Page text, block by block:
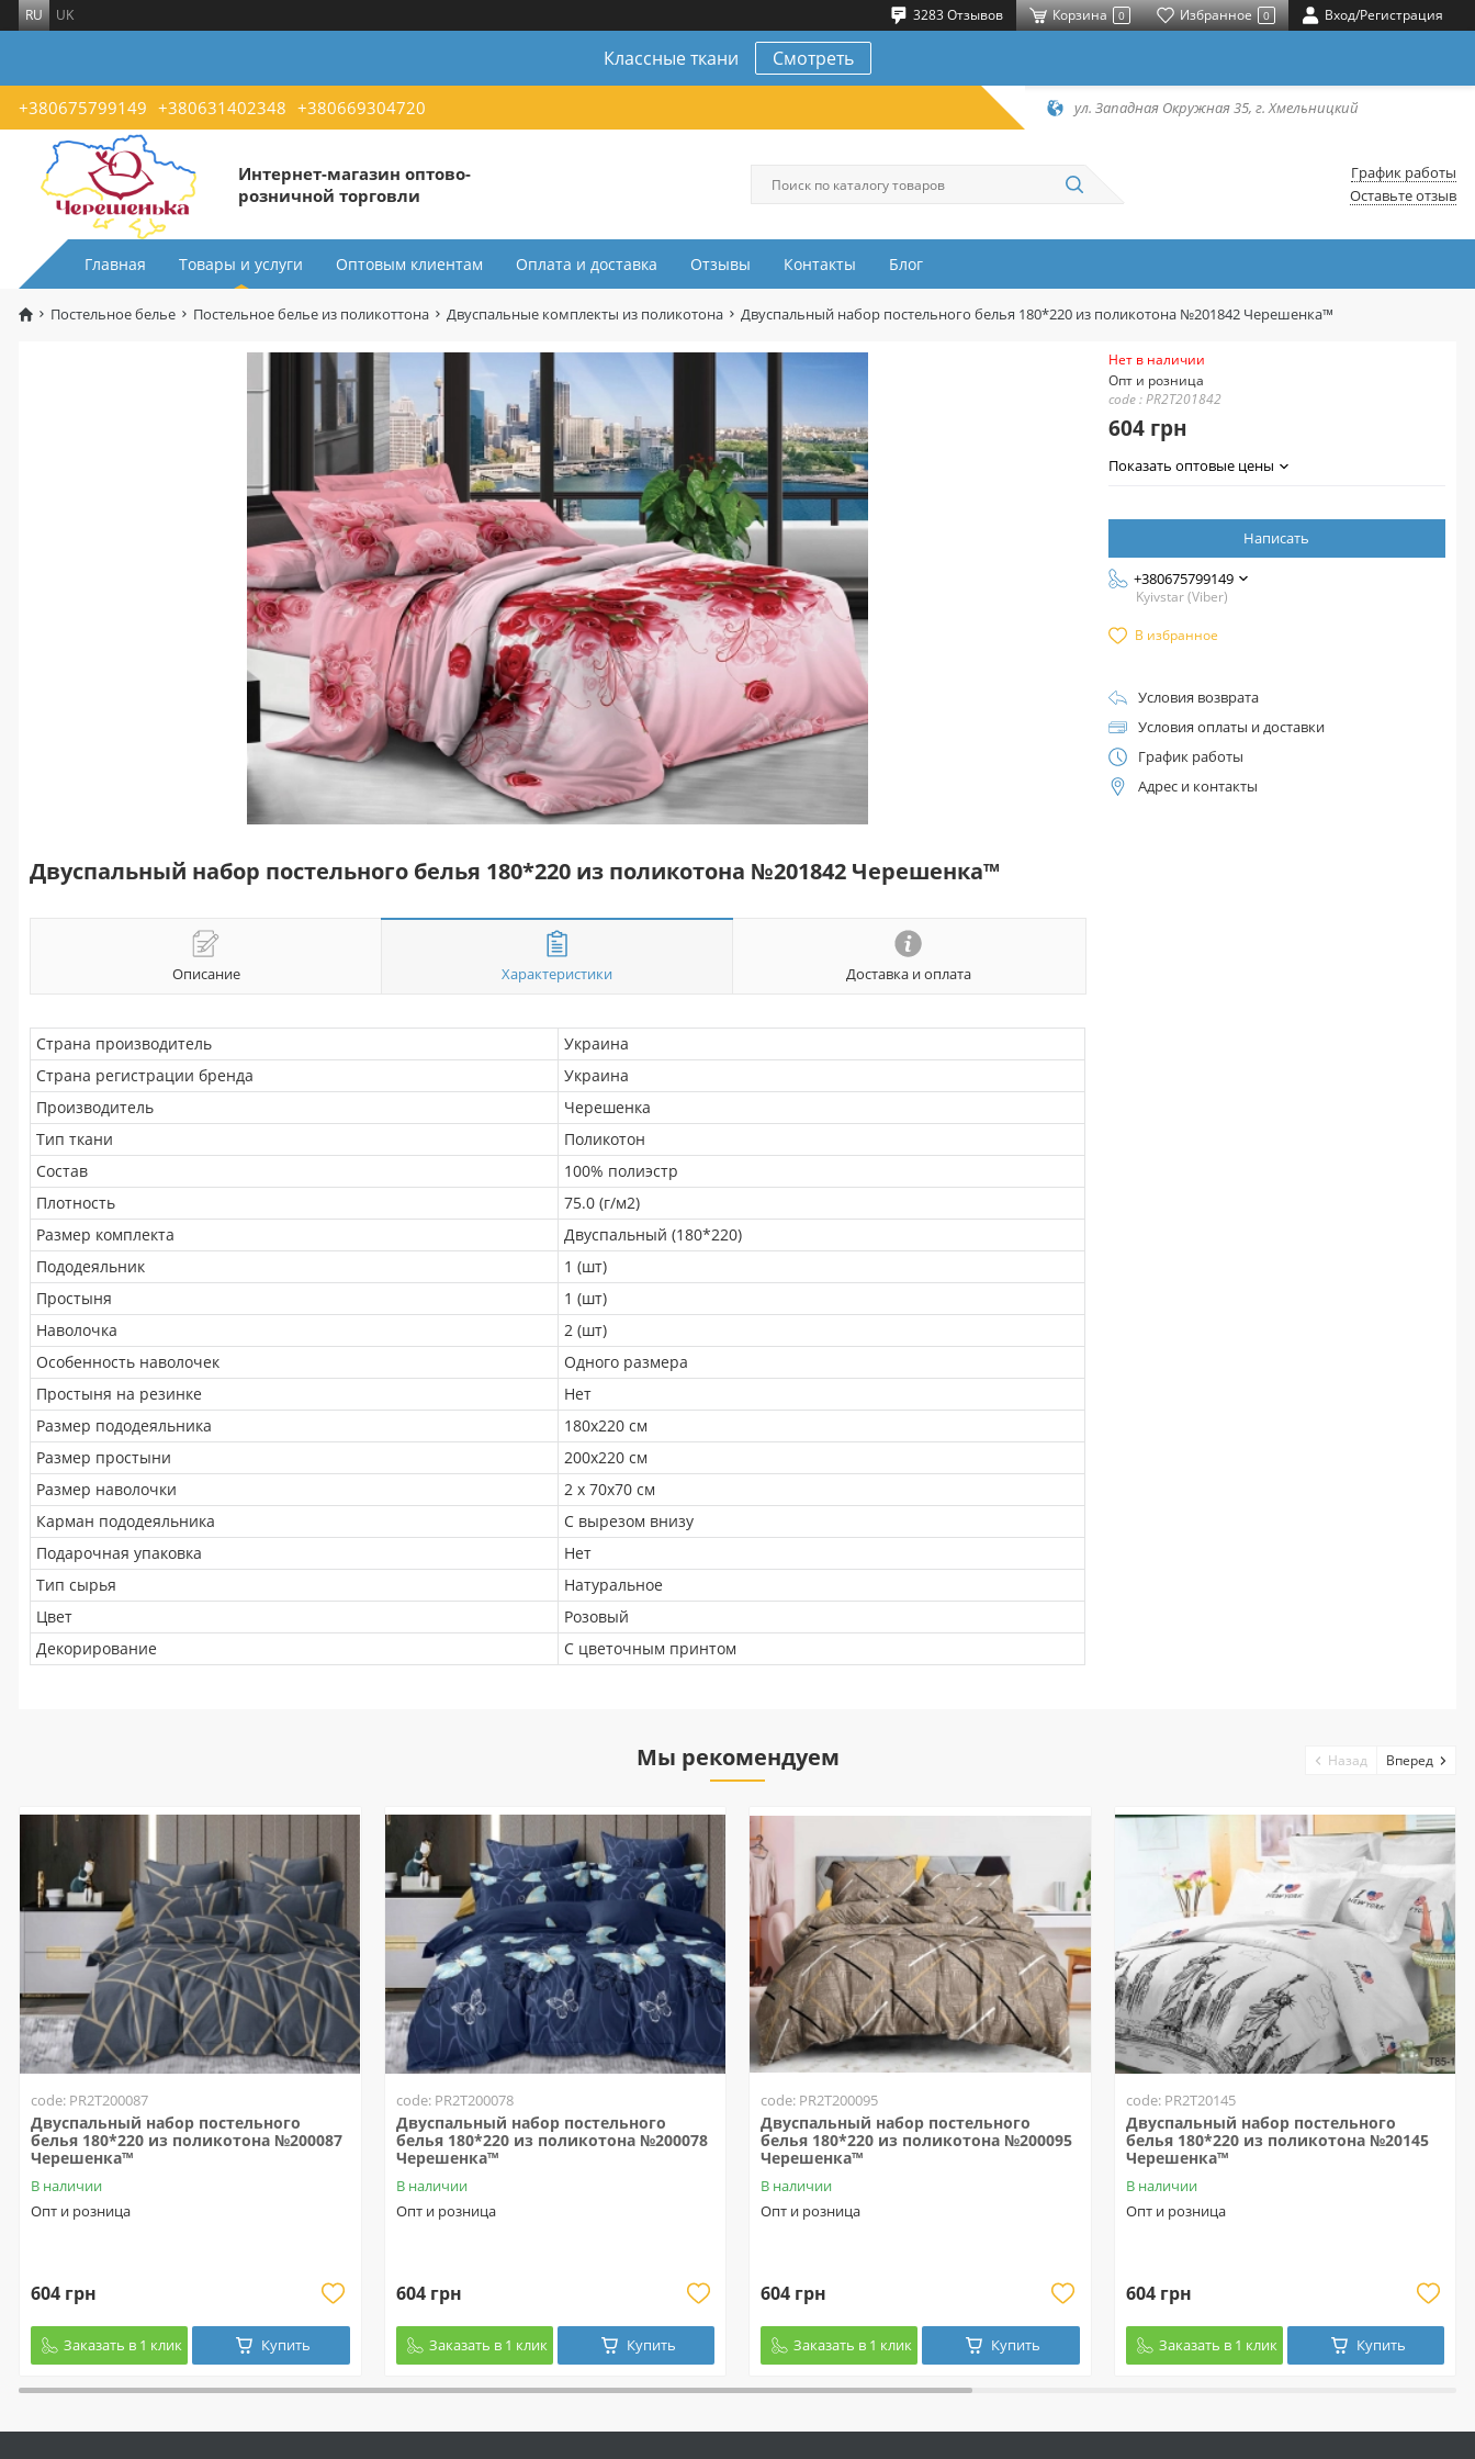
RU UK 3283 Отзывов Корзина 0 Избранное 0 Вход/Регистрация
Классные ткани Смотреть
+380675799149 +380631402348 +380669304720 ул. Западная Окружная 35, г. Хмельницкий
Интернет-магазин оптово-
розничной торговли
График работы
Оставьте отзыв
Главная Товары и услуги Оптовым клиентам Оплата и доставка Отзывы Контакты Блог
Постельное белье Постельное белье из поликоттона Двуспальные комплекты из поликотона Двуспальный набор постельного белья 180*220 из поликотона №201842 Черешенка™
Двуспальный набор постельного белья 180*220 из поликотона №201842 Черешенка™
Описание Характеристики Доставка и оплата
Страна производитель
Украина
Страна регистрации бренда
Украина
Производитель
Черешенка
Тип ткани
Поликотон
Состав
100% полиэстр
Плотность
75.0 (г/м2)
Размер комплекта
Двуспальный (180*220)
Пододеяльник
1 (шт)
Простыня
1 (шт)
Наволочка
2 (шт)
Особенность наволочек
Одного размера
Простыня на резинке
Нет
Размер пододеяльника
180х220 см
Размер простыни
200х220 см
Размер наволочки
2 х 70х70 см
Карман пододеяльника
С вырезом внизу
Подарочная упаковка
Нет
Тип сырья
Натуральное
Цвет
Розовый
Декорирование
С цветочным принтом
Нет в наличии
Опт и розница
code : PR2T201842
604 грн
Показать оптовые цены
Написать
+380675799149
Kyivstar (Viber)
В избранное
Условия возврата
Условия оплаты и доставки
График работы
Адрес и контакты
Мы рекомендуем
code: PR2T200087
Двуспальный набор постельного
белья 180*220 из поликотона №200087
Черешенка™
В наличии
Опт и розница
604 грн
Заказать в 1 клик Купить
code: PR2T200078
Двуспальный набор постельного
белья 180*220 из поликотона №200078
Черешенка™
В наличии
Опт и розница
604 грн
Заказать в 1 клик Купить
code: PR2T200095
Двуспальный набор постельного
белья 180*220 из поликотона №200095
Черешенка™
В наличии
Опт и розница
604 грн
Заказать в 1 клик Купить
code: PR2T20145
Двуспальный набор постельного
белья 180*220 из поликотона №20145
Черешенка™
В наличии
Опт и розница
604 грн
Заказать в 1 клик Купить
Назад Вперед